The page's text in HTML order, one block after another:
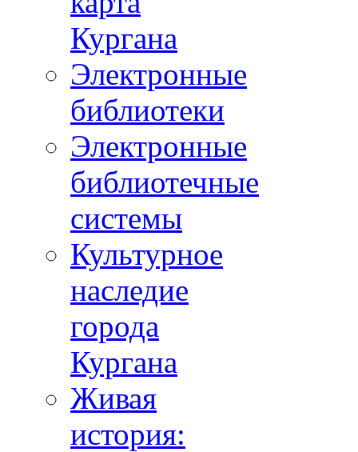
Кургана
Электронные
библиотеки
Электронные
библиотечные
системы
Культурное
наследие
города
Кургана
Живая
история: